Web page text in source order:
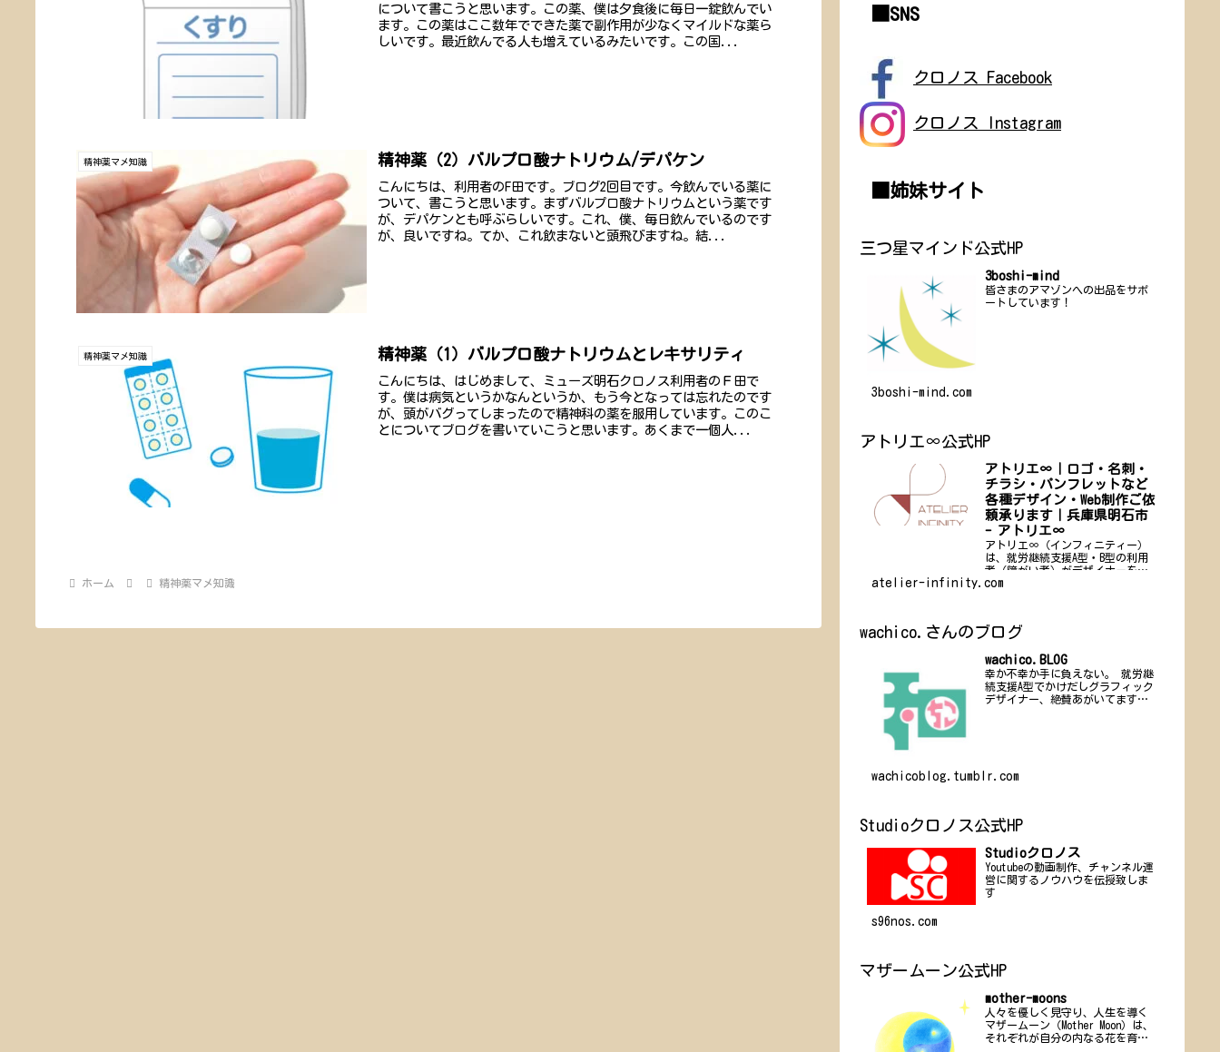
について書こうと思います。この薬、僕は夕食後に毎日一錠飲んでい
ます。この薬はここ数年でできた薬で副作用が少なくマイルドな薬ら
しいです。最近飲んでる人も増えているみたいです。この国...
精神薬マメ知識 精神薬（2）バルプロ酸ナトリウム/デパケン
こんにちは、利用者のF田です。ブログ2回目です。今飲んでいる薬に
ついて、書こうと思います。まずバルプロ酸ナトリウムという薬です
が、デパケンとも呼ぶらしいです。これ、僕、毎日飲んでいるのです
が、良いですね。てか、これ飲まないと頭飛びますね。結...
精神薬マメ知識 精神薬（1）バルプロ酸ナトリウムとレキサリティ
こんにちは、はじめまして、ミューズ明石クロノス利用者のＦ田で
す。僕は病気というかなんというか、もう今となっては忘れたのです
が、頭がバグってしまったので精神科の薬を服用しています。このこ
とについてブログを書いていこうと思います。あくまで一個人...
ホーム 精神薬マメ知識
■SNS
クロノス Facebook
クロノス Instagram
■姉妹サイト
三つ星マインド公式HP
3boshi-mind
皆さまのアマゾンへの出品をサポ
ートしています！
3boshi-mind.com
アトリエ∞公式HP
アトリエ∞｜ロゴ・名刺・
チラシ・パンフレットなど
各種デザイン・Web制作ご依
頼承ります｜兵庫県明石市
- アトリエ∞
アトリエ∞（インフィニティー）
は、就労継続支援A型・B型の利用
者（障がい者）がデザイナーを務
める、新しい形のデザインオフィ
atelier-infinity.com
wachico.さんのブログ
wachico.BLOG
幸か不幸か手に負えない。 就労継
続支援A型でかけだしグラフィック
デザイナー、絶賛あがいてます。
wachicoblog.tumblr.com
Studioクロノス公式HP
Studioクロノス
Youtubeの動画制作、チャンネル運
営に関するノウハウを伝授致しま
す
s96nos.com
マザームーン公式HP
mother-moons
人々を優しく見守り、人生を導く
マザームーン（Mother Moon）は、
それぞれが自分の内なる花を育み